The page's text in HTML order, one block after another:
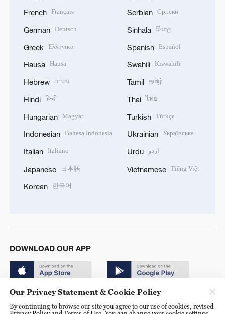
French Français
German Deutsch
Greek Ελληνικά
Hausa Hausa
Hebrew עברית
Hindi हिन्दी
Hungarian Magyar
Indonesian Bahasa Indonesia
Italian Italiano
Japanese 日本語
Korean 한국어
Serbian Српски
Sinhala සිංහල
Spanish Español
Swahili Kiswahili
Tamil தமிழ்
Thai ไทย
Turkish Türkçe
Ukrainian Українська
Urdu اردو
Vietnamese Tiếng Việt
DOWNLOAD OUR APP
Our Privacy Statement & Cookie Policy
By continuing to browse our site you agree to our use of cookies, revised